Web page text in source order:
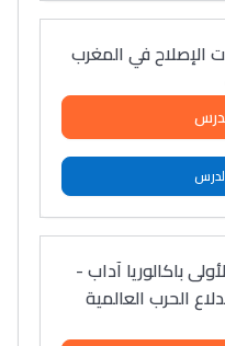
الإصلاح في المغرب
باكالوريا آداب -
الحرب العالمية